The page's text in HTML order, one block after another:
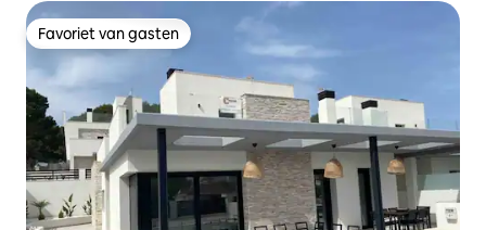
Favoriet van gasten
Favoriet van gasten